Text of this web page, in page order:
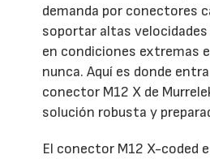
demanda por conectores
soportar altas
en condiciones extremas
nunca. Aquí es donde
conector M12 X de
solución robusta y
El conector M12 X-coded